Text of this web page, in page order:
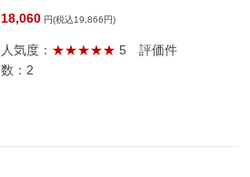
18,060 円(税込19,866円)
人気度： ★★★★★ 5 評価件
数：2